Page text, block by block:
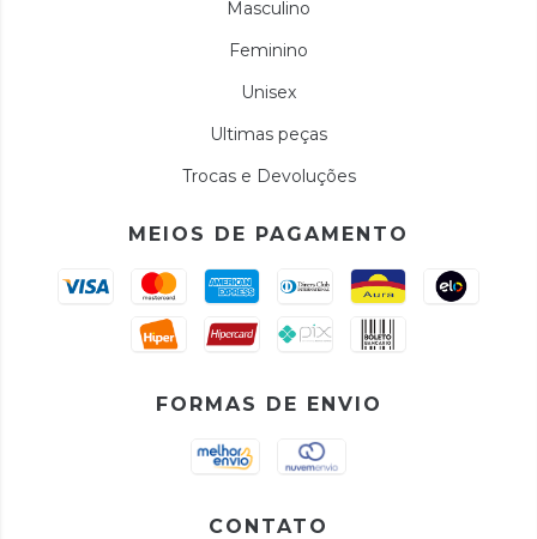
Masculino
Feminino
Unisex
Ultimas peças
Trocas e Devoluções
MEIOS DE PAGAMENTO
FORMAS DE ENVIO
CONTATO